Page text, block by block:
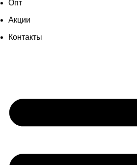
Опт
Акции
Контакты